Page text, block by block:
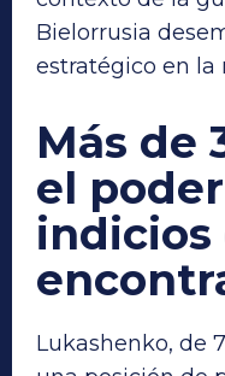
Bielorrusia
estratégico en la
Más de
el
indicios
Lukashenko, de